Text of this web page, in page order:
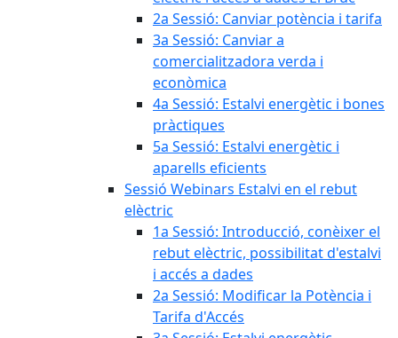
2a Sessió: Canviar potència i tarifa
3a Sessió: Canviar a
comercialitzadora verda i
econòmica
4a Sessió: Estalvi energètic i bones
pràctiques
5a Sessió: Estalvi energètic i
aparells eficients
Sessió Webinars Estalvi en el rebut
elèctric
1a Sessió: Introducció, conèixer el
rebut elèctric, possibilitat d'estalvi
i accés a dades
2a Sessió: Modificar la Potència i
Tarifa d'Accés